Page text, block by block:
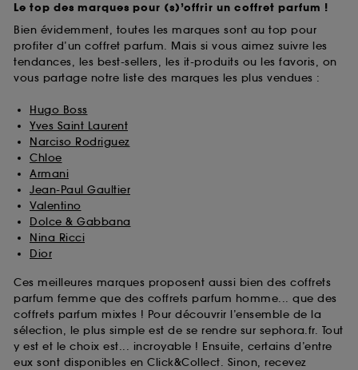
Le top des marques pour (s)’offrir un coffret parfum !
Bien évidemment, toutes les marques sont au top pour
profiter d’un coffret parfum. Mais si vous aimez suivre les
tendances, les best-sellers, les it-produits ou les favoris, on
vous partage notre liste des marques les plus vendues :
Hugo Boss
Yves Saint Laurent
Narciso Rodriguez
Chloe
Armani
Jean-Paul Gaultier
Valentino
Dolce & Gabbana
Nina Ricci
Dior
Ces meilleures marques proposent aussi bien des coffrets
parfum femme que des coffrets parfum homme... que des
coffrets parfum mixtes ! Pour découvrir l’ensemble de la
sélection, le plus simple est de se rendre sur sephora.fr. Tout
y est et le choix est... incroyable ! Ensuite, certains d’entre
eux sont disponibles en Click&Collect. Sinon, recevez